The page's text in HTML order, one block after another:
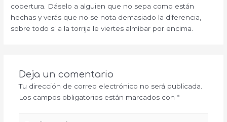
cobertura. Dáselo a alguien que no sepa como están
hechas y verás que no se nota demasiado la diferencia,
sobre todo si a la torrija le viertes almíbar por encima.
Deja un comentario
Tu dirección de correo electrónico no será publicada.
Los campos obligatorios están marcados con *